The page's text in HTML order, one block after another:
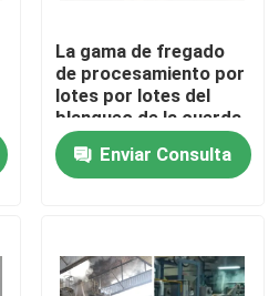
La gama de fregado
de procesamiento por
lotes por lotes del
blanqueo de la cuerda
de la salida apresura
ahorro de la energía
de 180 M/Min
Enviar Consulta